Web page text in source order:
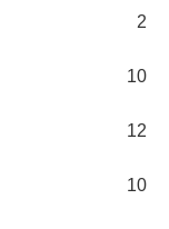
2
10
12
10